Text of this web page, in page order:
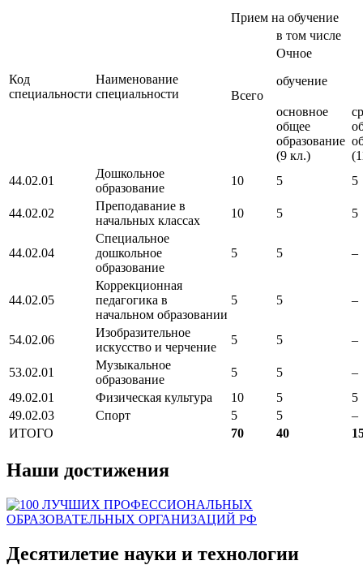
Код
специальности
Наименование
специальности
Прием на обучение
Всего
в том числе
Очное
обучение
основное
общее
образование
(9 кл.)
44.02.01
Дошкольное
образование
10 5 5
44.02.02
Преподавание в
начальных классах
10 5 5
44.02.04
Специальное
дошкольное
образование
5 5 –
44.02.05
Коррекционная
педагогика в
начальном образовании
5 5 –
54.02.06
Изобразительное
искусство и черчение
5 5 –
53.02.01
Музыкальное
образование
5 5
–
49.02.01
Физическая культура 10 5
5
49.02.03
Спорт 5 5
–
ИТОГО
70 40
Наши достижения
Десятилетие науки и технологии